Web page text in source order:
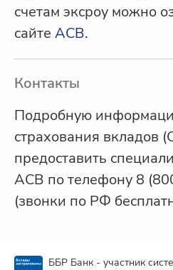
счетам эксроу можно
сайте АСВ.
Контакты
Подробную
страхования вкладов
предоставить
АСВ по телефону 8
(звонки по РФ
ББР Банк - участник